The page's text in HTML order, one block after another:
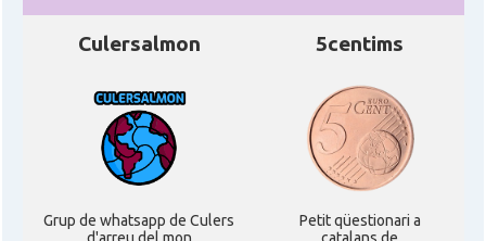
Culersalmon
Grup de whatsapp de Culers
5centims
Petit qüestionari a